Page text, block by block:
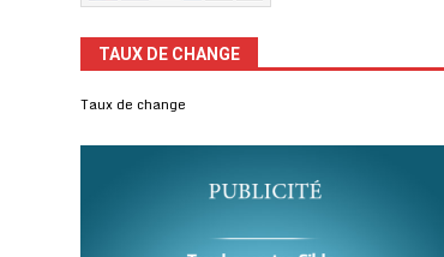
TAUX DE CHANGE
Taux de change